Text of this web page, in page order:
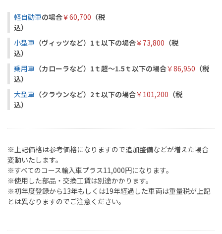
軽自動車の場合￥60,700 （税
込
小型車 （ヴィッツなど）1ｔ以下の場合￥73,800 （税
込
乗用車 （カローラなど）1ｔ超～1.5ｔ以下の場合￥86,950 （税
込）
大型車 （クラウンなど）2ｔ以下の場合￥101,200 （税
込
※上記価格は参考価格になりますので追加整備などが増えた場合
変動いたします。
※すべてのコース輸入車プラス11,000円になります。
※使用した部品・交換工賃は別途かかります。
※初年度登録から13年もしくは19年経過した車両は重量税が上記
とは異なりますのでご注意ください。